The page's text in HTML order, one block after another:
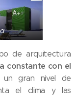
de arquitectura
constante con el
gran nivel de
el clima y las